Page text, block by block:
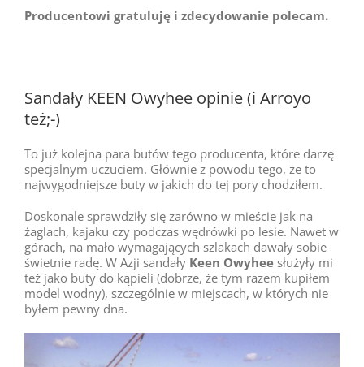
Producentowi gratuluję i zdecydowanie polecam.
Sandały KEEN Owyhee opinie (i Arroyo
też;-)
To już kolejna para butów tego producenta, które darzę
specjalnym uczuciem. Głównie z powodu tego, że to
najwygodniejsze buty w jakich do tej pory chodziłem.
Doskonale sprawdziły się zarówno w mieście jak na
żaglach, kajaku czy podczas wędrówki po lesie. Nawet w
górach, na mało wymagających szlakach dawały sobie
świetnie radę. W Azji sandały Keen Owyhee służyły mi
też jako buty do kąpieli (dobrze, że tym razem kupiłem
model wodny), szczególnie w miejscach, w których nie
byłem pewny dna.